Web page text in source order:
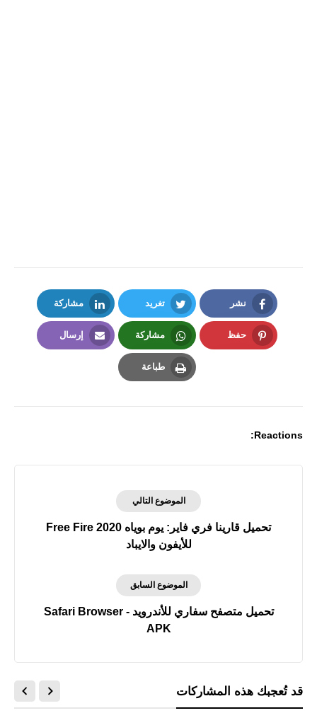
نشر
Facebook
تغريد
Twitter
مشاركة
LinkedIn
حفظ مشاركة
Whatsapp
إرسال
طباعة
Reactions:
الموضوع التالي
تحميل قارينا فري فاير: يوم بوياه Free Fire 2020
للأيفون والايباد
الموضوع السابق
تحميل متصفح سفاري للأندرويد Safari Browser -
APK
قد تُعجبك هذه المشاركات